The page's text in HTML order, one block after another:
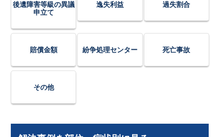
後遺障害等級の異議
申立て
逸失利益 過失割合
賠償金額 紛争処理センター 死亡事故
その他